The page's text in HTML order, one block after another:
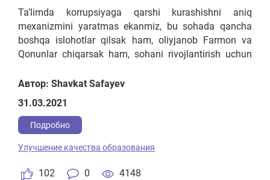
Ta’limda korrupsiyaga qarshi kurashishni aniq
mexanizmini yaratmas ekanmiz, bu sohada qancha
boshqa islohotlar qilsak ham, oliyjanob Farmon va
Qonunlar chiqarsak ham, sohani rivojlantirish uchun
samara bermaydi.
Автор: Shavkat Safayev
31.03.2021
Подробно
102 0 4148
Улучшение качества образования